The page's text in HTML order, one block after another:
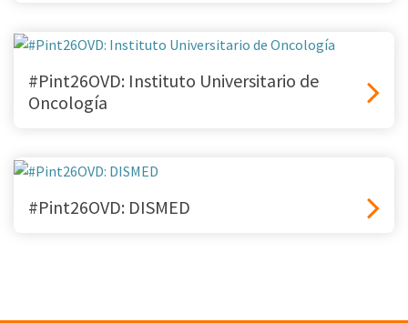
#Pint26OVD: Instituto Universitario de
Oncología
#Pint26OVD: DISMED